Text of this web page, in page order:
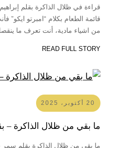
قراءة في ظلال الذاكرة بقلم
قائمة الطعام بكلام “امبرتو
من اشياء مادية، أنت تعرف ما
READ FULL STORY
20 أكتوبر، 2025
ما بقي من ظلال الذاكرة
ما بقي من ظلال الذاكرة بقلم سمر